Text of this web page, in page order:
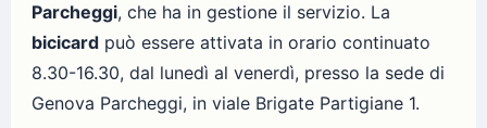
Parcheggi, che ha in gestione il servizio. La
bicicard può essere attivata in orario continuato
8.30-16.30, dal lunedì al venerdì, presso la sede di
Genova Parcheggi, in viale Brigate Partigiane 1.